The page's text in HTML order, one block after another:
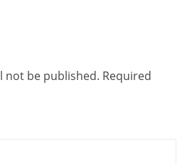
not be published. Required